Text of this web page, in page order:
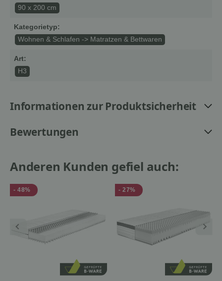
90 x 200 cm
Kategorietyp:
Wohnen & Schlafen -> Matratzen & Bettwaren
Art:
H3
Informationen zur Produktsicherheit
Bewertungen
Anderen Kunden gefiel auch:
- 48% - 27%